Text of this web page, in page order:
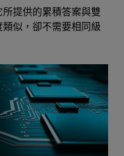
提供的累積答案與雙
似，卻不需要相同級